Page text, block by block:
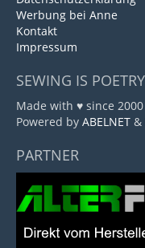
Werbung bei Anne
Kontakt
Impressum
SEWING IS POETRY
Made with ♥ since 2000
Powered by ABELNET &
PARTNER